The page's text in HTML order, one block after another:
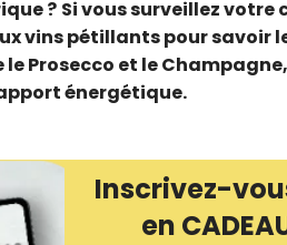
? Si vous surveillez
vins pétillants pour savoir
Prosecco et le
énergétique.
Inscrivez-
en